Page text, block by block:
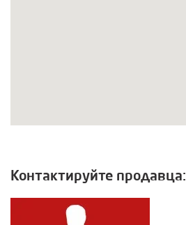
Контактируйте продавца: